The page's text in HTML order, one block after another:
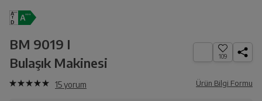
BM 9019 I
Bulaşık Makinesi
109
15yorum Ürün Bilgi Formu